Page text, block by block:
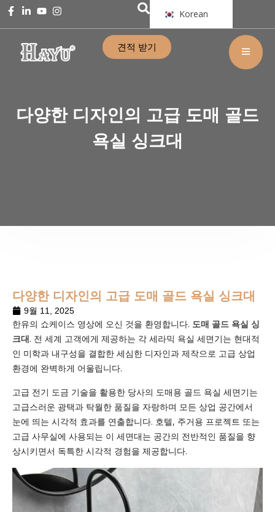
Korean
견적 받기
다양한 디자인의 고급 도매 골드
욕실 싱크대
다양한 디자인의 고급 도매 골드 욕실 싱크대
9월 11, 2025
한유의 쇼케이스 영상에 오신 것을 환영합니다. 도매 골드 욕실 싱
크대. 전 세계 고객에게 제공하는 각 세라믹 욕실 세면기는 현대적
인 미학과 내구성을 결합한 세심한 디자인과 제작으로 고급 상업
환경에 완벽하게 어울립니다.
고급 전기 도금 기술을 활용한 당사의 도매용 골드 욕실 세면기는
고급스러운 광택과 탁월한 품질을 자랑하며 모든 상업 공간에서
눈에 띄는 시각적 효과를 연출합니다. 호텔, 주거용 프로젝트 또는
고급 사무실에 사용되는 이 세면대는 공간의 전반적인 품질을 향
상시키면서 독특한 시각적 경험을 제공합니다.